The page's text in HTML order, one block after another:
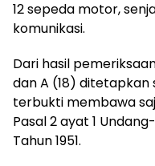
12 sepeda motor,
komunikasi.
Dari hasil
dan A (18)
terbukti membawa
Pasal 2 ayat 1
Tahun 1951.